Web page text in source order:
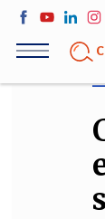
Salta
contenuto
Sport,